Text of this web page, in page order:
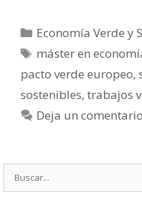
Categorías
Economía Verde y
Etiquetas
máster en
pacto verde europeo,
sostenibles, trabajos
Deja un comentario